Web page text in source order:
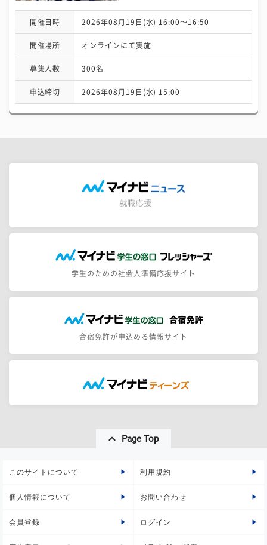
開催日時 2026年08月19日(水) 16:00〜16:50
開催場所 オンラインにて実施
募集人数 300名
申込締切 2026年08月19日(水) 15:00
学生のための社会人準備応援サイト
合宿免許が申込める情報サイト
Page Top
このサイトについて 利用規約
個人情報について お問い合わせ
会員登録 ログイン